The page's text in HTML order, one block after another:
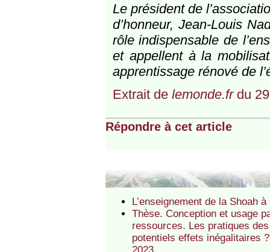
Le président de
d’honneur, Jean-Louis
rôle indispensable de
et appellent à la
apprentissage rénové de
Extrait de lemonde.frdu
Répondre à cet article
L’enseignement de la Shoah
Thèse. Conception et usage
ressources. Les pratiques
potentiels effets inégalitaires